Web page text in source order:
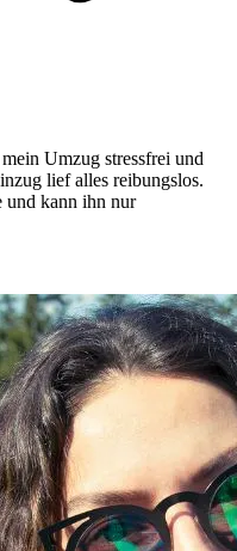
Umzug stressfrei und
lief alles reibungslos.
und kann ihn nur